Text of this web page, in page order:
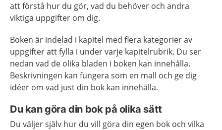
att förstå hur du gör, vad du behöver och andra
viktiga uppgifter om dig.
Boken är indelad i kapitel med flera kategorier av
uppgifter att fylla i under varje kapitelrubrik. Du ser
nedan vad de olika bladen i boken kan innehålla.
Beskrivningen kan fungera som en mall och ge dig
idéer om vad just din bok kan innehålla.
Du kan göra din bok på olika sätt
Du väljer själv hur du vill göra din egen bok och vilka